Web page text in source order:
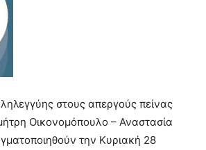
στους απεργούς πείνας
Οικονομόπουλο – Αναστασία
την Κυριακή 28